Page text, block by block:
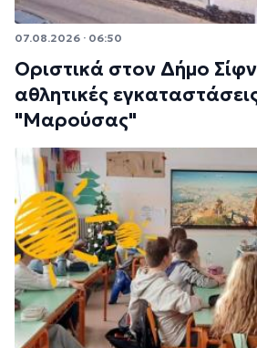
07.08.2026 · 06:50
Οριστικά στον Δήμο
αθλητικές
"Μαρούσας"